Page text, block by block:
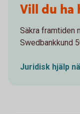
Vill du ha
Säkra framtiden
Swedbankkund
Juridisk hjälp